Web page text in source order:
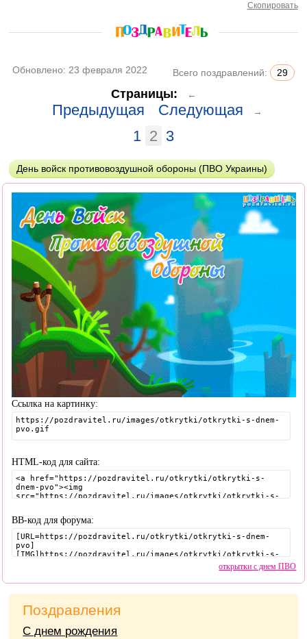
Скопировать
Обновлено: 23 февраля 2022 Всего поздравлений: 29
Страницы: ←
Предыдущая Следующая →
1 2 3
День войск противовоздушной обороны (ПВО Украины)
Ссылка на картинку:
HTML-код для сайта:
BB-код для форума:
открытки с днем ПВО
Поздравления
С днем рождения